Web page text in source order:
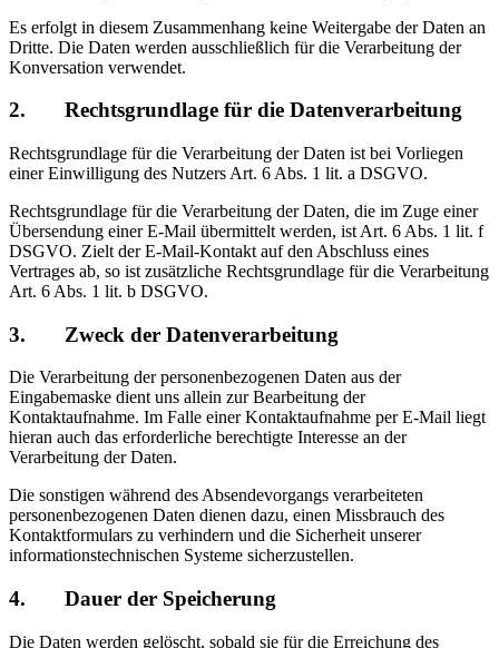
Es erfolgt in diesem Zusammenhang keine Weitergabe der Daten an
Dritte. Die Daten werden ausschließlich für die Verarbeitung der
Konversation verwendet.
2. Rechtsgrundlage für die Datenverarbeitung
Rechtsgrundlage für die Verarbeitung der Daten ist bei Vorliegen
einer Einwilligung des Nutzers Art. 6 Abs. 1 lit. a DSGVO.
Rechtsgrundlage für die Verarbeitung der Daten, die im Zuge einer
Übersendung einer E-Mail übermittelt werden, ist Art. 6 Abs. 1 lit. f
DSGVO. Zielt der E-Mail-Kontakt auf den Abschluss eines
Vertrages ab, so ist zusätzliche Rechtsgrundlage für die Verarbeitung
Art. 6 Abs. 1 lit. b DSGVO.
3. Zweck der Datenverarbeitung
Die Verarbeitung der personenbezogenen Daten aus der
Eingabemaske dient uns allein zur Bearbeitung der
Kontaktaufnahme. Im Falle einer Kontaktaufnahme per E-Mail liegt
hieran auch das erforderliche berechtigte Interesse an der
Verarbeitung der Daten.
Die sonstigen während des Absendevorgangs verarbeiteten
personenbezogenen Daten dienen dazu, einen Missbrauch des
Kontaktformulars zu verhindern und die Sicherheit unserer
informationstechnischen Systeme sicherzustellen.
4. Dauer der Speicherung
Die Daten werden gelöscht, sobald sie für die Erreichung des